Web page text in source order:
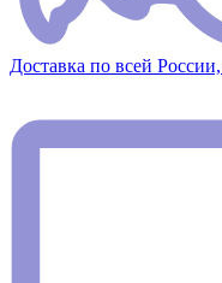
Доставка по всей